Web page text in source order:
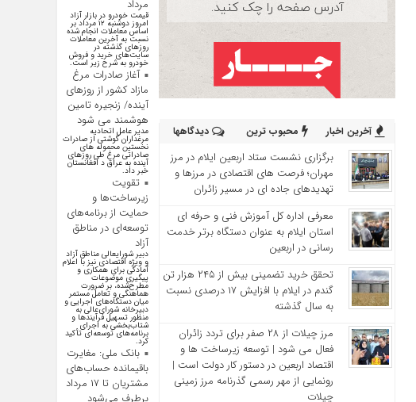
آخرین اخبار محبوب ترین دیدگاهها
برگزاری نشست ستاد اربعین ایلام در مرز
مهران؛ فرصت‌ های اقتصادی در مرزها و
تهدیدهای جاده‌ ای در مسیر زائران
معرفی اداره کل آموزش فنی و حرفه‌ ای
استان ایلام به‌ عنوان دستگاه برتر خدمت‌
رسانی در اربعین
تحقق خرید تضمینی بیش از ۲۴۵ هزار تن
گندم در ایلام با افزایش ۱۷ درصدی نسبت
به سال گذشته
مرز چیلات از ۲۸ صفر برای تردد زائران
فعال می‌ شود | توسعه زیرساخت‌ ها و
اقتصاد اربعین در دستور کار دولت است |
رونمایی از مهر رسمی گذرنامه مرز زمینی
چیلات
مرداد
قیمت خودرو در بازار آزاد
امروز دوشنبه ۱۲ مرداد بر
اساس معاملات انجام شده
نسبت به آخرین معاملات
روز‌های گذشته در
سایت‌های خرید و فروش
خودرو به شرح زیر است.
آغاز صادرات مرغ
مازاد کشور از روزهای
آینده/ زنجیره تامین
هوشمند می شود
مدیر عامل اتحادیه
مرغداران گوشتی از صادرات
نخستین محموله های
صادراتی مرغ طی روزهای
آینده به عراق د افغانستان
خبر داد.
تقویت
زیرساخت‌ها و
حمایت از برنامه‌های
توسعه‌ای در مناطق
آزاد
دبیر شورایعالی مناطق آزاد
و ویژه اقتصادی نیز با اعلام
آمادگی برای همکاری و
پیگیری موضوعات
مطرح‌شده، بر ضرورت
هماهنگی و تعامل مستمر
میان دستگاه‌های اجرایی و
دبیرخانه شورای‌عالی به
منظور تسهیل فرآیند‌ها و
شتاب‌بخشی به اجرای
برنامه‌های توسعه‌ای تأکید
کرد.
بانک ملی: مغایرت
باقیمانده حساب‌های
مشتریان تا ۱۷ مرداد
برطرف می‌شود